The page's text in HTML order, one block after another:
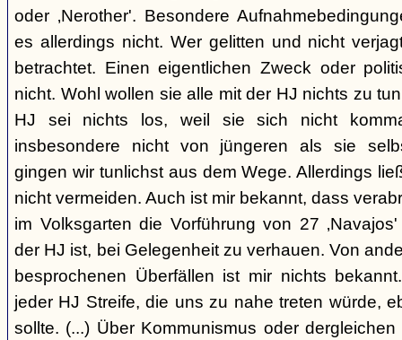
oder ‚Nerother'. Besondere
es allerdings nicht. Wer gelitten und nicht
betrachtet. Einen eigentlichen Zweck oder
nicht. Wohl wollen sie alle mit der HJ nichts zu
HJ sei nichts los, weil sie sich nicht
insbesondere nicht von jüngeren als sie
gingen wir tunlichst aus dem Wege. Allerdings
nicht vermeiden. Auch ist mir bekannt, dass
im Volksgarten die Vorführung von 27
der HJ ist, bei Gelegenheit zu verhauen. Von
besprochenen Überfällen ist mir nichts
jeder HJ Streife, die uns zu nahe treten würde,
sollte. (...) Über Kommunismus oder